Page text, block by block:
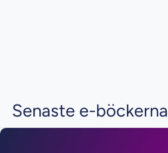
Senaste e-böckerna